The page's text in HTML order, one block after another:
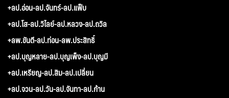
+ลป.อ่อน-ลป.จันทร์-ลป.แฟ็บ
+ลป.โส-ลป.วิไลย์-ลป.หลวง-ลป.ถวิล
+ลพ.ขันตี-ลป.ท่อน-ลพ.ประสิทธิ์
+ลป.บุญหลาย-ลป.บุญเพ็ง-ลป.บุญมี
+ลป.เหรียญ-ลป.สิม-ลป.เปลี่ยน
+ลป.จวน-ลป.วัน-ลป.จันทา-ลป.ก้าน